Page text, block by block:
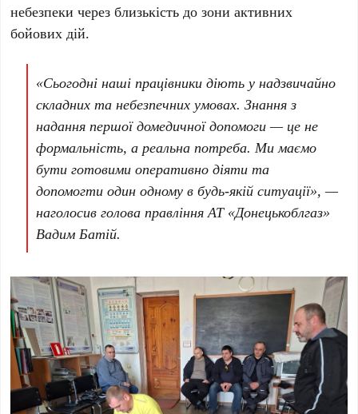
небезпеки через близькість до зони активних
бойових дій.
«Сьогодні наші працівники діють у надзвичайно
складних та небезпечних умовах. Знання з
надання першої домедичної допомоги — це не
формальність, а реальна потреба. Ми маємо
бути готовими оперативно діяти та
допомогти один одному в будь-якій ситуації», —
наголосив голова правлінняАТ «Донецькоблгаз»
Вадим Батій.